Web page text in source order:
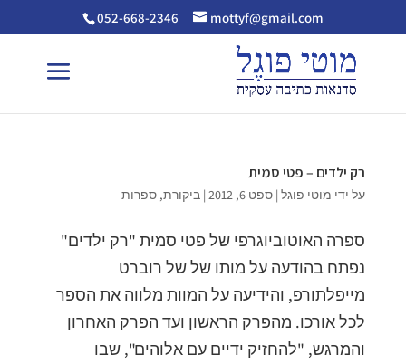
052-668-2346 mottyf@gmail.com
רק ילדים – פטי סמית
על ידי מוטי פוגל| ספט 6, 2012 | ביקורת, ספרות
ספרה האוטוביוגרפי של פטי סמית "רק ילדים"
נפתח בהודעה על מותו של של רוברט
מייפלתורפ, והידיעה על המוות מלווה את הספר
לכל אורכו. מהפרק הראשון ועד הפרק האחרון
והמרגש, "להחזיק ידיים עם אלוהים", שבו